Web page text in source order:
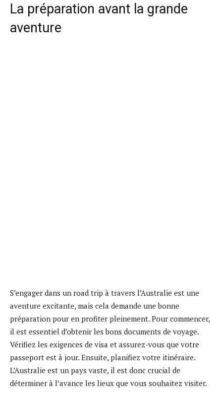
La préparation avant la grande
aventure
S’engager dans un road trip à travers l’Australie est une
aventure excitante, mais cela demande une bonne
préparation pour en profiter pleinement. Pour commencer,
il est essentiel d’obtenir les bons documents de voyage.
Vérifiez les exigences de visa et assurez-vous que votre
passeport est à jour. Ensuite, planifiez votre itinéraire.
L’Australie est un pays vaste, il est donc crucial de
déterminer à l’avance les lieux que vous souhaitez visiter.